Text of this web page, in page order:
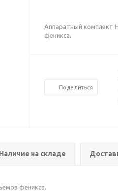
Аппаратный комплект
феникса.
Поделиться
Наличие на складе
феникса.